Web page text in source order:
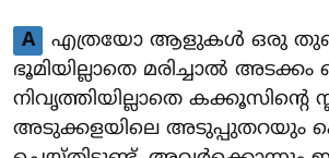
A
എത്രയോ ആളുകൾ ഒരു
ഭൂമിയില്ലാതെ മരിച്ചാൽ അടക്കം
നിവൃത്തിയില്ലാതെ കക്കൂസിന്റെ
അടുക്കളയിലെ അടുപ്പുതറയും